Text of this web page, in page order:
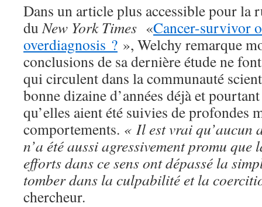
Dans un article plus accessible pour
duNew York Times «Cancer-survivor
overdiagnosis ? », Welchy remarque
conclusions de sa dernière étude ne
qui circulent dans la communauté
bonne dizaine d’années déjà et
qu’elles aient été suivies de profondes
comportements. « Il est vrai qu’aucun
n’a été aussi agressivement promu que
efforts dans ce sens ont dépassé la
tomber dans la culpabilité et la
chercheur.